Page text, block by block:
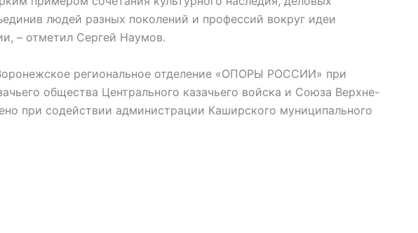
людей разных поколений и профессий вокруг идеи
– отметил Сергей Наумов.
региональное отделение «ОПОРЫ РОССИИ» при
общества Центрального казачьего войска и Союза Верхне-
при содействии администрации Каширского муниципального